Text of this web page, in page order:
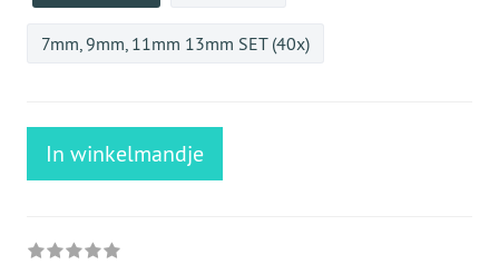
7mm, 9mm, 11mm 13mm SET (40x)
In winkelmandje